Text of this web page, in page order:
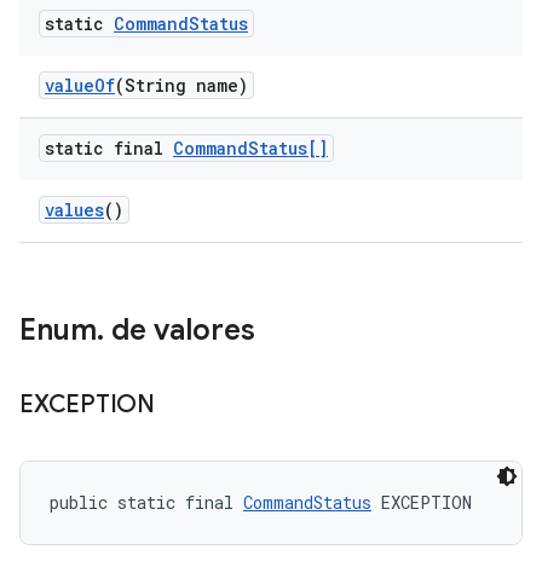
static CommandStatus
valueOf(String name)
static final CommandStatus[]
values()
Enum. de valores
EXCEPTION
public static final CommandStatus EXCEPTION